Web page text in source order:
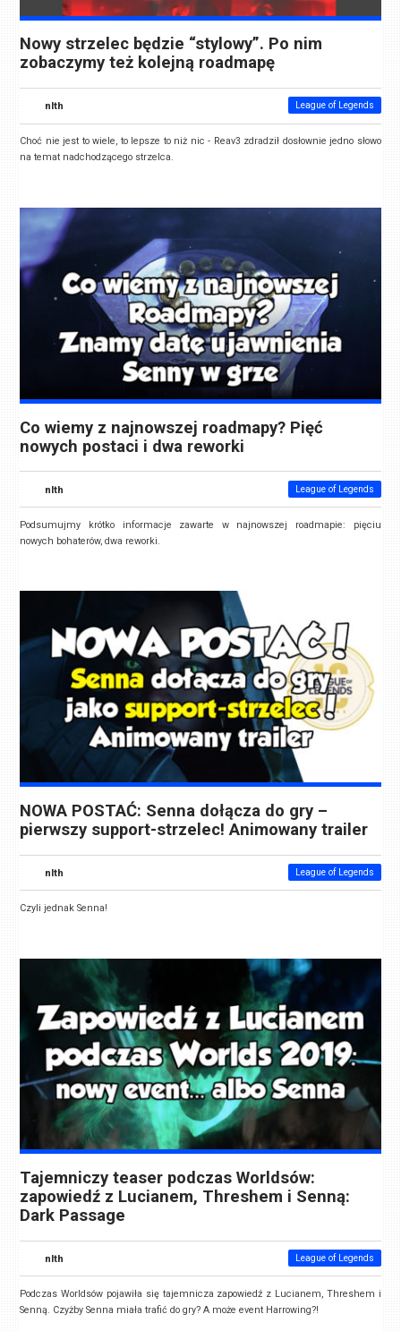
Nowy strzelec będzie “stylowy”. Po nim
zobaczymy też kolejną roadmapę
nlth League of Legends
Choć nie jest to wiele, to lepsze to niż nic - Reav3 zdradził dosłownie jedno słowo
na temat nadchodzącego strzelca.
Co wiemy z najnowszej roadmapy? Pięć
nowych postaci i dwa reworki
nlth League of Legends
Podsumujmy krótko informacje zawarte w najnowszej roadmapie: pięciu
nowych bohaterów, dwa reworki.
NOWA POSTAĆ: Senna dołącza do gry –
pierwszy support-strzelec! Animowany trailer
nlth League of Legends
Czyli jednak Senna!
Tajemniczy teaser podczas Worldsów:
zapowiedź z Lucianem, Threshem i Senną:
Dark Passage
nlth League of Legends
Podczas Worldsów pojawiła się tajemnicza zapowiedź z Lucianem, Threshem i
Senną. Czyżby Senna miała trafić do gry? A może event Harrowing?!